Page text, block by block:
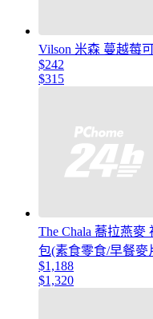
Vilson 米森 蔓越莓
$242
$315
The Chala 蕎拉燕麥
包(素食零食/早餐麥
$1,188
$1,320